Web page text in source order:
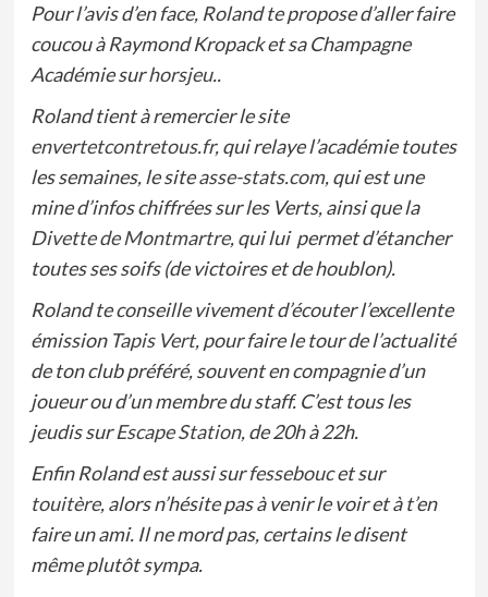
Pour l’avis d’en face, Roland te propose d’aller faire
coucou à Raymond Kropack et sa Champagne
Académie surhorsjeu..
Roland tient à remercier le site
envertetcontretous.fr, qui relaye l’académie toutes
les semaines, le siteasse-stats.com, qui est une
mine d’infos chiffrées sur les Verts, ainsi que la
Divette de Montmartre, qui lui permet d’étancher
toutes ses soifs (de victoires et de houblon).
Roland te conseille vivement d’écouter l’excellente
émission Tapis Vert, pour faire le tour de l’actualité
de ton club préféré, souvent en compagnie d’un
joueur ou d’un membre du staff. C’est tous les
jeudis surEscape Station, de 20h à 22h.
Enfin Roland est aussi surfesseboucet sur
touitère, alors n’hésite pas à venir le voir et à t’en
faire un ami. Il ne mord pas, certains le disent
même plutôt sympa.